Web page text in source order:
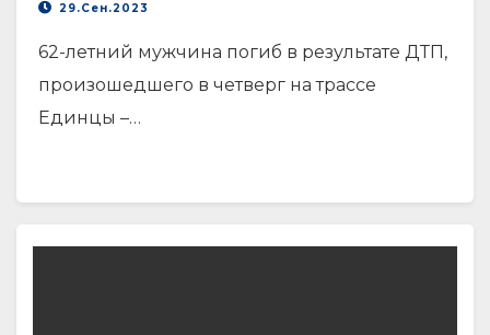
29.Сен.2023
62-летний мужчина погиб в результате ДТП,
произошедшего в четверг на трассе
Единцы –…